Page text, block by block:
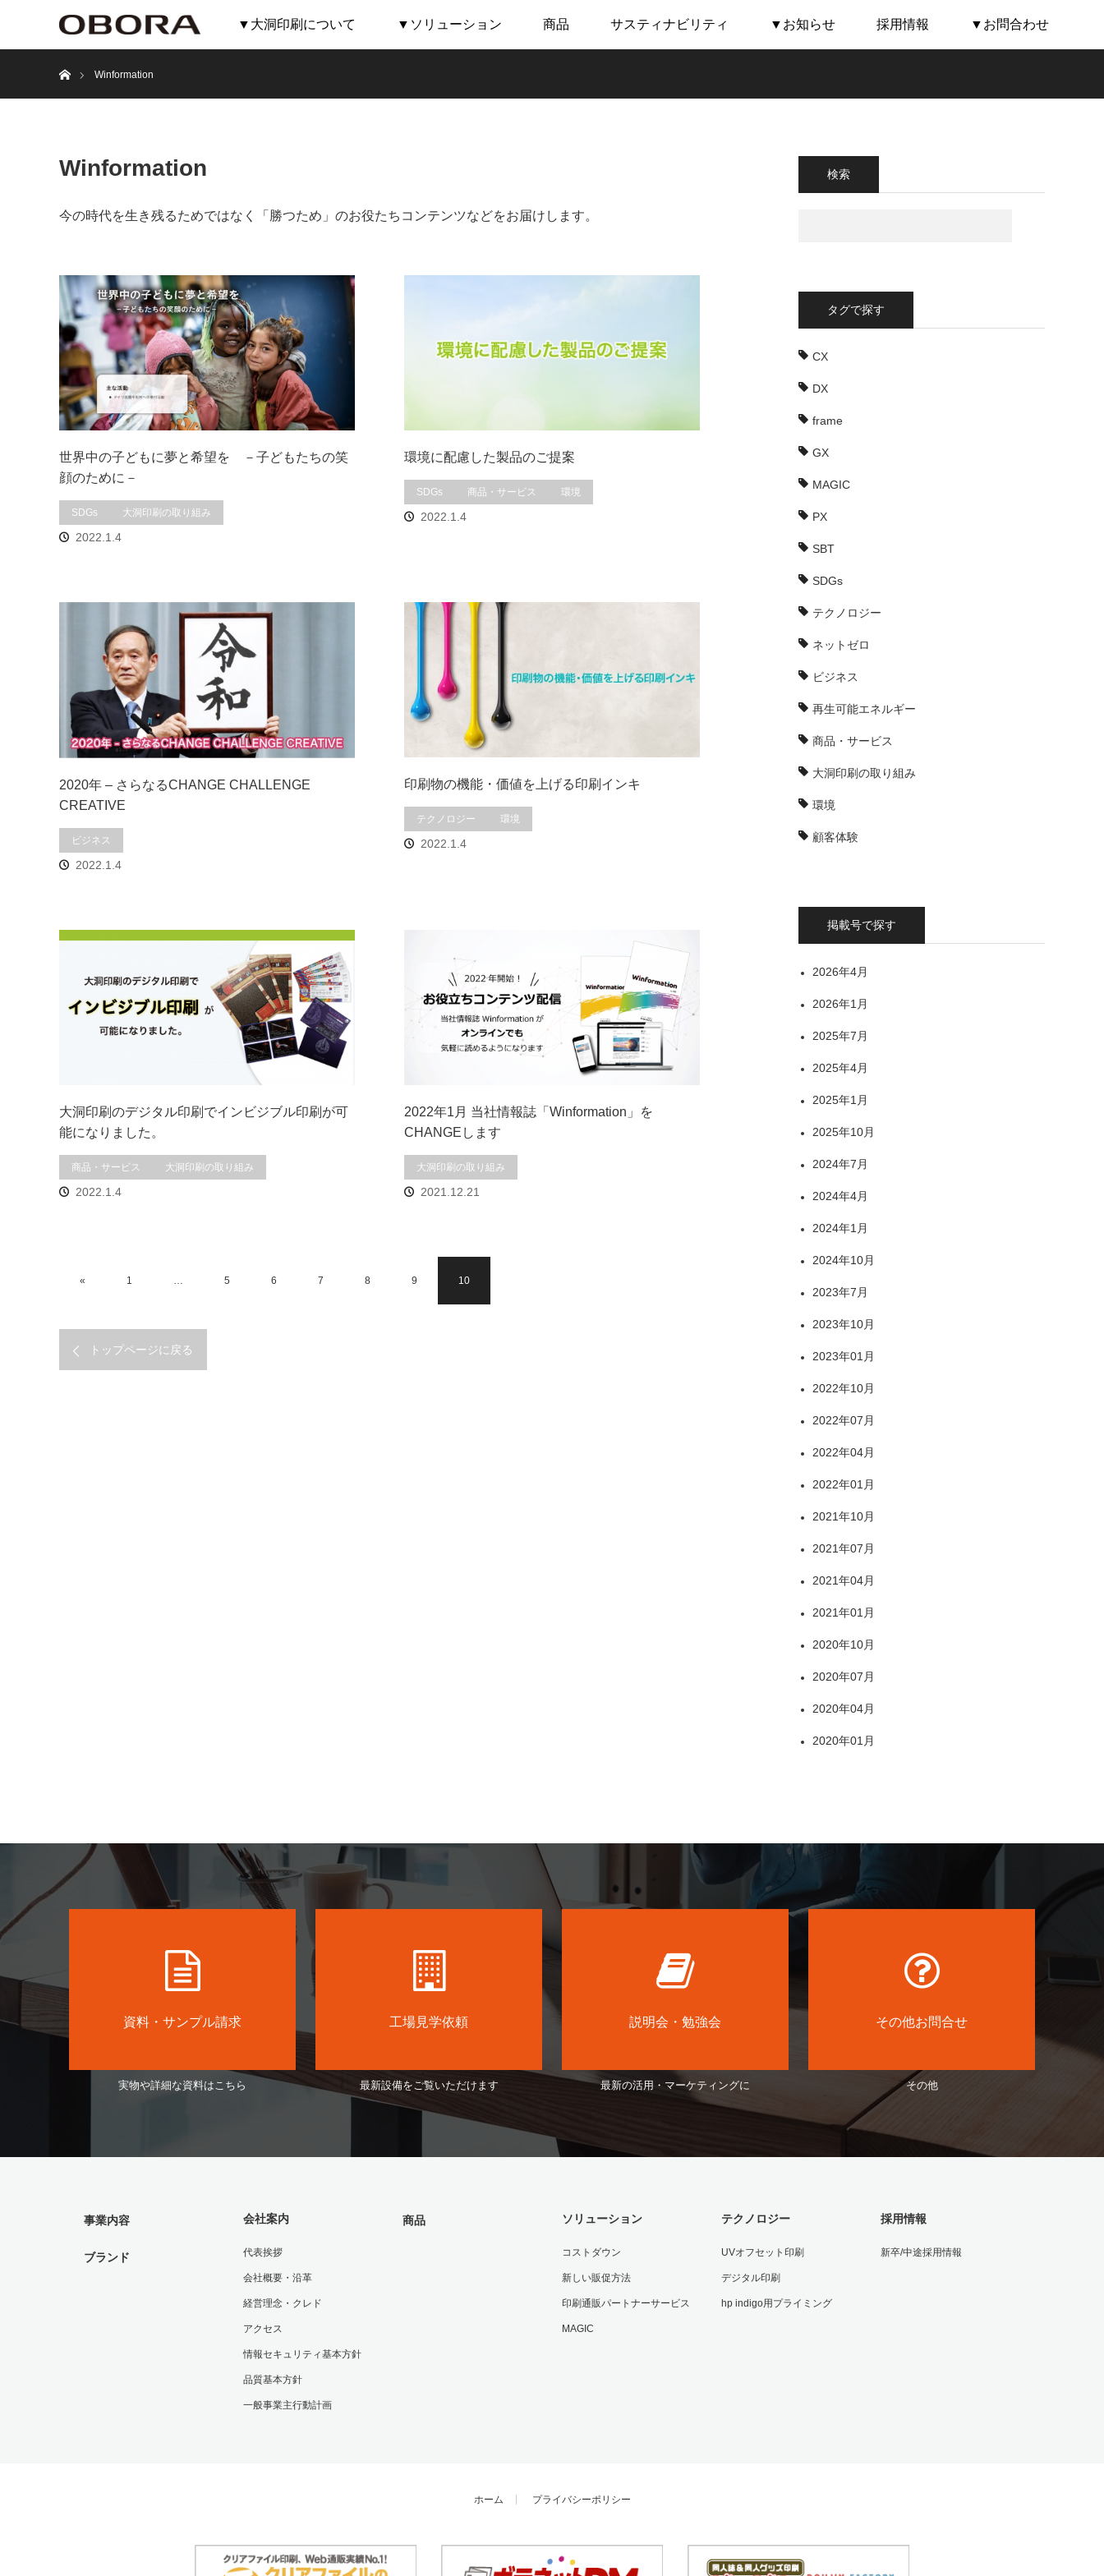
▼大洞印刷について ▼ソリューション 商品 サスティナビリティ ▼お知らせ 採用情報 ▼お問合わせ
Winformation
Winformation
今の時代を生き残るためではなく「勝つため」のお役たちコンテンツなどをお届けします。
世界中の子どもに夢と希望を －子どもたちの笑
顔のために－
SDGs 大洞印刷の取り組み
2022.1.4
環境に配慮した製品のご提案
SDGs 商品・サービス 環境
2022.1.4
2020年 – さらなるCHANGE CHALLENGE
CREATIVE
ビジネス
2022.1.4
印刷物の機能・価値を上げる印刷インキ
テクノロジー 環境
2022.1.4
大洞印刷のデジタル印刷でインビジブル印刷が可
能になりました。
商品・サービス 大洞印刷の取り組み
2022.1.4
2022年1月 当社情報誌「Winformation」を
CHANGEします
大洞印刷の取り組み
2021.12.21
« 1 … 5 6 7 8 9 10
トップページに戻る
検索
タグで探す
CX
DX
frame
GX
MAGIC
PX
SBT
SDGs
テクノロジー
ネットゼロ
ビジネス
再生可能エネルギー
商品・サービス
大洞印刷の取り組み
環境
顧客体験
掲載号で探す
2026年4月
2026年1月
2025年7月
2025年4月
2025年1月
2025年10月
2024年7月
2024年4月
2024年1月
2024年10月
2023年7月
2023年10月
2023年01月
2022年10月
2022年07月
2022年04月
2022年01月
2021年10月
2021年07月
2021年04月
2021年01月
2020年10月
2020年07月
2020年04月
2020年01月
資料・サンプル請求
実物や詳細な資料はこちら
工場見学依頼
最新設備をご覧いただけます
説明会・勉強会
最新の活用・マーケティングに
その他お問合せ
その他
事業内容
ブランド
会社案内
代表挨拶
会社概要・沿革
経営理念・クレド
アクセス
情報セキュリティ基本方針
品質基本方針
一般事業主行動計画
商品 ソリューション
コストダウン
新しい販促方法
印刷通販パートナーサービス
MAGIC
テクノロジー
UVオフセット印刷
デジタル印刷
hp indigo用プライミング
採用情報
新卒/中途採用情報
ホーム プライバシーポリシー